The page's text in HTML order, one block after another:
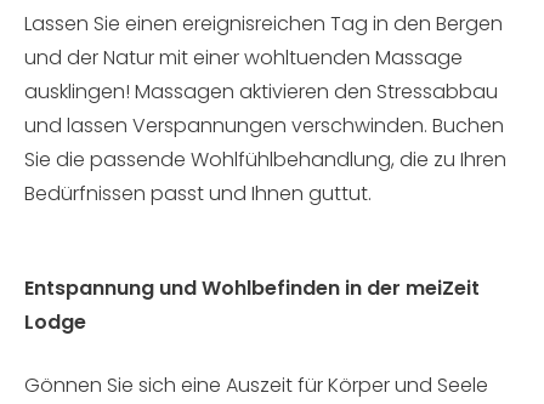
Lassen Sie einen ereignisreichen Tag in den Bergen
und der Natur mit einer wohltuenden Massage
ausklingen! Massagen aktivieren den Stressabbau
und lassen Verspannungen verschwinden. Buchen
Sie die passende Wohlfühlbehandlung, die zu Ihren
Bedürfnissen passt und Ihnen guttut.
Entspannung und Wohlbefinden in der meiZeit
Lodge
Gönnen Sie sich eine Auszeit für Körper und Seele